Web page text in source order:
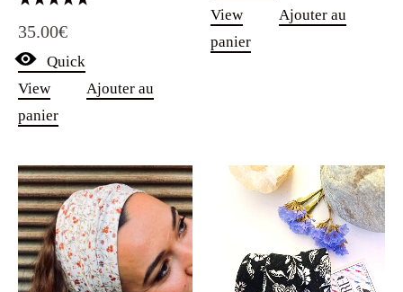
5.00
35.00€
Quick
View
Ajouter au
panier
View
Ajouter au
panier